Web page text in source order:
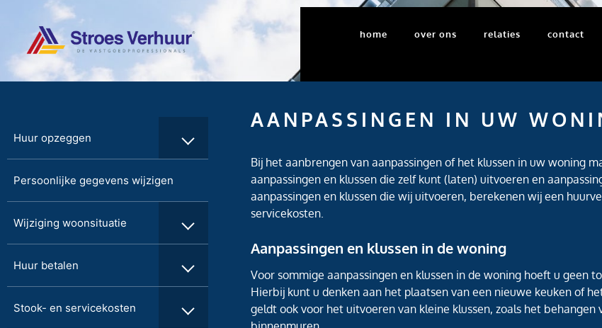
home over ons relaties contact
Huur opzeggen
Persoonlijke gegevens wijzigen
Wijziging woonsituatie
Huur betalen
Stook- en servicekosten
AANPASSINGEN IN UW
Bij het aanbrengen van aanpassingen of het klussen in uw woning
aanpassingen en klussen die zelf kunt (laten) uitvoeren en
aanpassingen en klussen die wij uitvoeren, berekenen wij een
servicekosten.
Aanpassingen en klussen in de woning
Voor sommige aanpassingen en klussen in de woning hoeft u geen
Hierbij kunt u denken aan het plaatsen van een nieuwe keuken of
geldt ook voor het uitvoeren van kleine klussen, zoals het behangen